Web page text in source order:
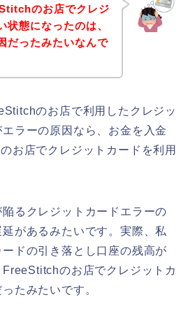
のお店でクレジ
状態になったのは、
だったみたいなんで
のお店で利用したクレジッ
エラーの原因なら、お金を入金
お店でクレジットカードを利用
るクレジットカードエラーの
があるみたいです。実際、私
ドの引き落とし口座の残高が
のお店でクレジットカ
たみたいです。